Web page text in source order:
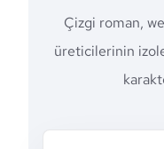
Çizgi roman,
üreticilerinin